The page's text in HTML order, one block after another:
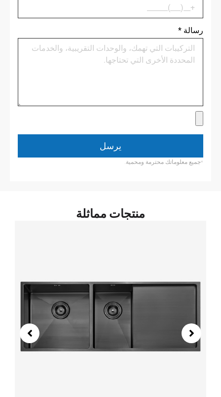
رسالة *
يرسل
*جميع معلوماتك محترمة ومحمية.
منتجات مماثلة